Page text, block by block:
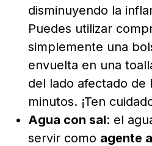
disminuyendo la
Puedes utilizar
simplemente una
envuelta en una
del lado afectado de
minutos. ¡Ten
Agua con sal: el
servir como agente